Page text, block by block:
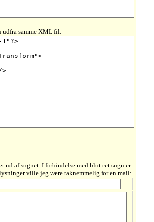
udfra samme XML fil:
ud af sognet. I forbindelse med blot eet sogn er
ville jeg være taknemmelig for en mail: